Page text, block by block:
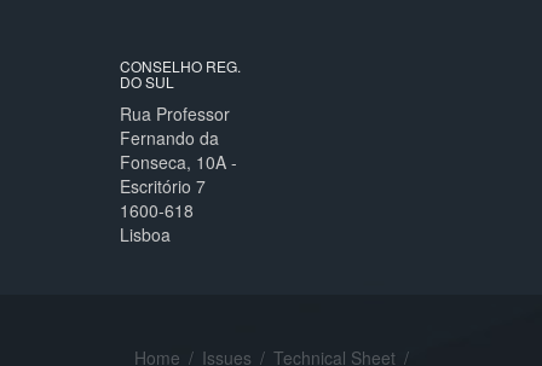
CONSELHO REG.
DO SUL
Rua Professor
Fernando da
Fonseca, 10A -
Escritório 7
1600-618
Lisboa
Home / Issues / Technical Sheet /